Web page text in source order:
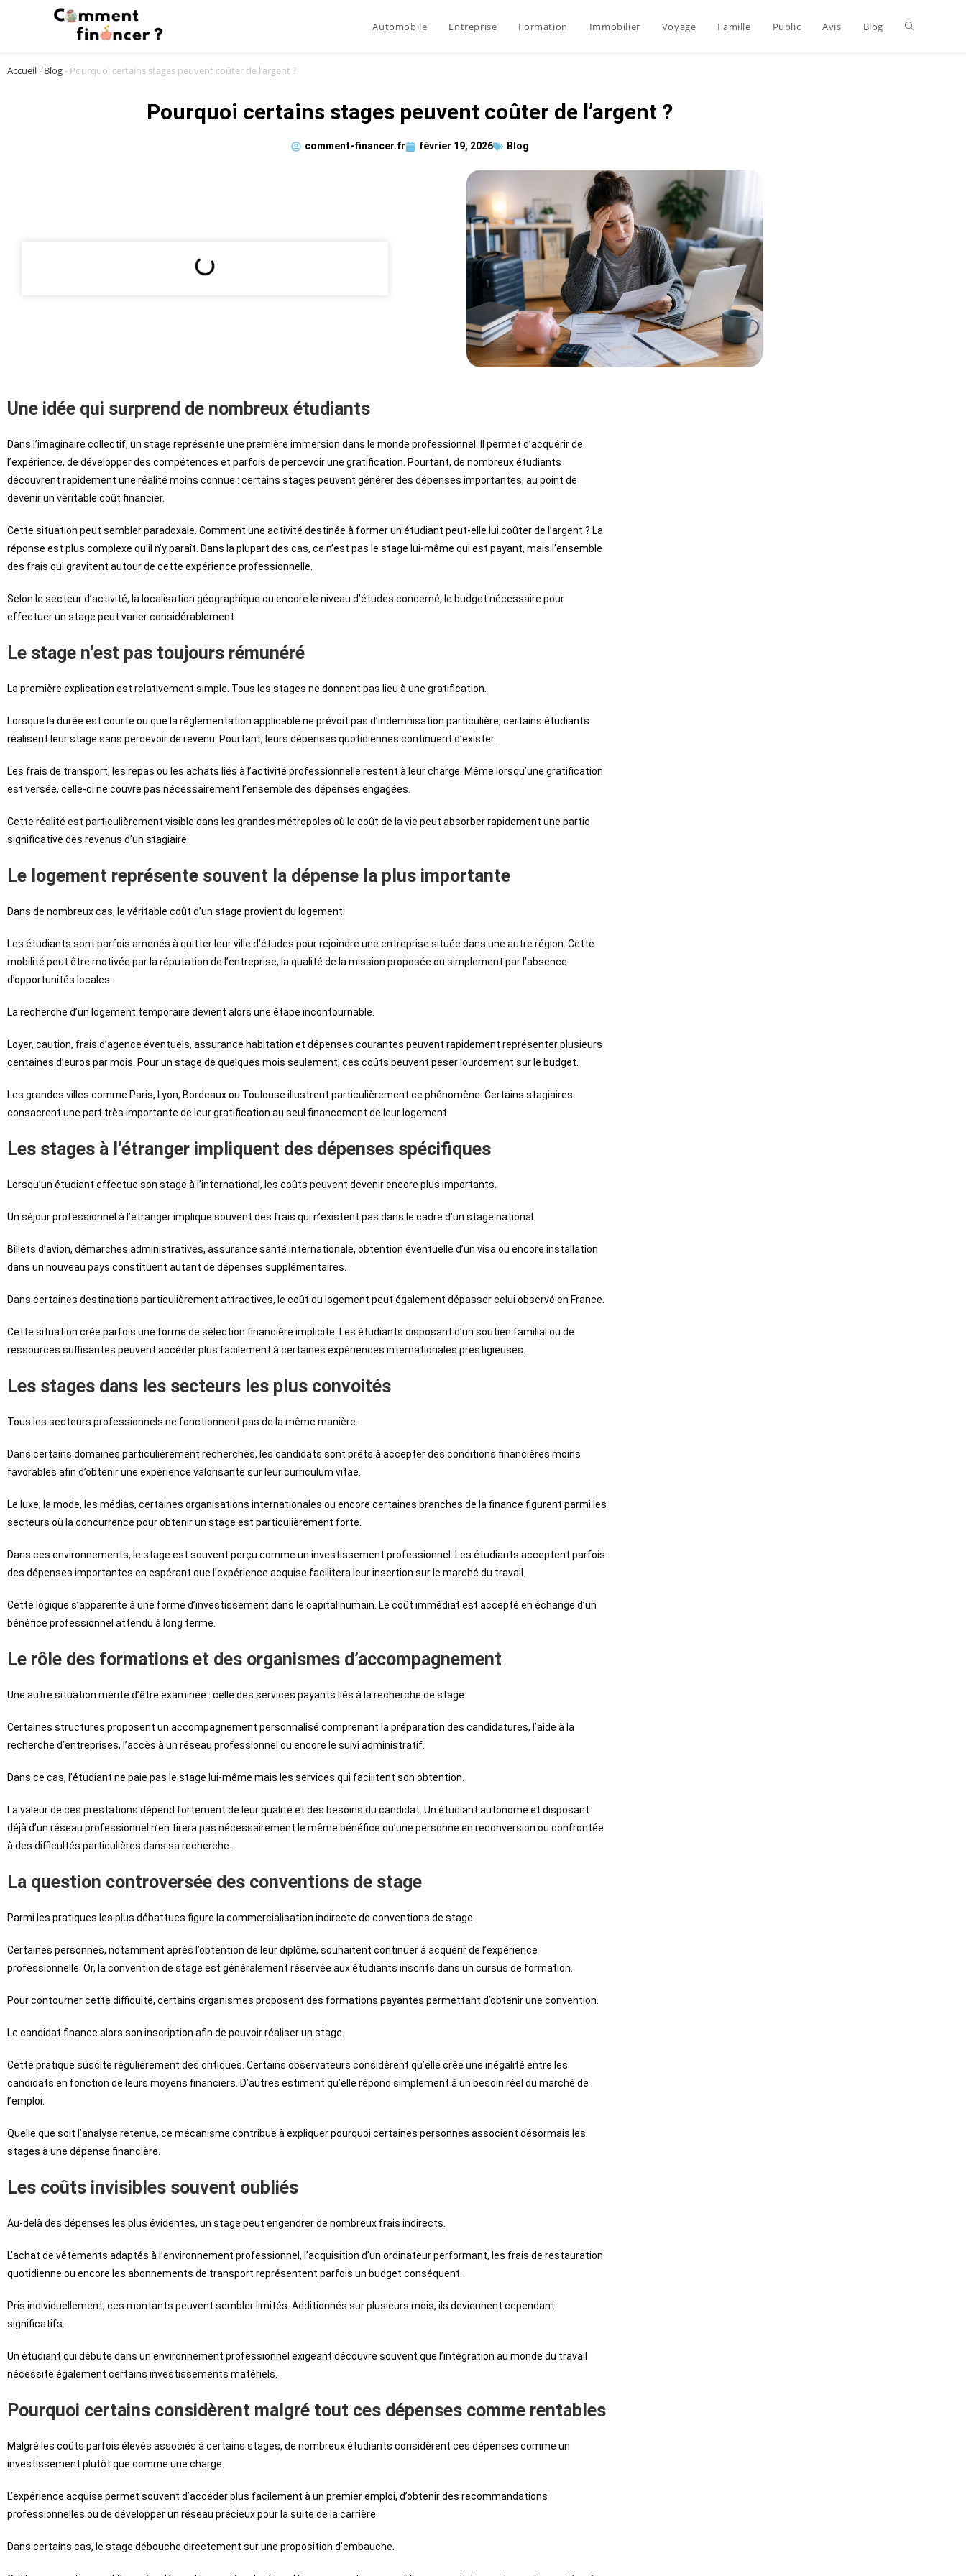
Automobile Entreprise Formation Immobilier Voyage Famille Public Avis Blog
Accueil- Blog- Pourquoi certains stages peuvent coûter de l’argent ?
Pourquoi certains stages peuvent coûter de l’argent ?
comment-financer.fr février 19, 2026 Blog
Une idée qui surprend de nombreux étudiants
Dans l’imaginaire collectif, un stage représente une première immersion dans le monde professionnel. Il permet d’acquérir de
l’expérience, de développer des compétences et parfois de percevoir une gratification. Pourtant, de nombreux étudiants
découvrent rapidement une réalité moins connue : certains stages peuvent générer des dépenses importantes, au point de
devenir un véritable coût financier.
Cette situation peut sembler paradoxale. Comment une activité destinée à former un étudiant peut-elle lui coûter de l’argent ? La
réponse est plus complexe qu’il n’y paraît. Dans la plupart des cas, ce n’est pas le stage lui-même qui est payant, mais l’ensemble
des frais qui gravitent autour de cette expérience professionnelle.
Selon le secteur d’activité, la localisation géographique ou encore le niveau d’études concerné, le budget nécessaire pour
effectuer un stage peut varier considérablement.
Le stage n’est pas toujours rémunéré
La première explication est relativement simple. Tous les stages ne donnent pas lieu à une gratification.
Lorsque la durée est courte ou que la réglementation applicable ne prévoit pas d’indemnisation particulière, certains étudiants
réalisent leur stage sans percevoir de revenu. Pourtant, leurs dépenses quotidiennes continuent d’exister.
Les frais de transport, les repas ou les achats liés à l’activité professionnelle restent à leur charge. Même lorsqu’une gratification
est versée, celle-ci ne couvre pas nécessairement l’ensemble des dépenses engagées.
Cette réalité est particulièrement visible dans les grandes métropoles où le coût de la vie peut absorber rapidement une partie
significative des revenus d’un stagiaire.
Le logement représente souvent la dépense la plus importante
Dans de nombreux cas, le véritable coût d’un stage provient du logement.
Les étudiants sont parfois amenés à quitter leur ville d’études pour rejoindre une entreprise située dans une autre région. Cette
mobilité peut être motivée par la réputation de l’entreprise, la qualité de la mission proposée ou simplement par l’absence
d’opportunités locales.
La recherche d’un logement temporaire devient alors une étape incontournable.
Loyer, caution, frais d’agence éventuels, assurance habitation et dépenses courantes peuvent rapidement représenter plusieurs
centaines d’euros par mois. Pour un stage de quelques mois seulement, ces coûts peuvent peser lourdement sur le budget.
Les grandes villes comme Paris, Lyon, Bordeaux ou Toulouse illustrent particulièrement ce phénomène. Certains stagiaires
consacrent une part très importante de leur gratification au seul financement de leur logement.
Les stages à l’étranger impliquent des dépenses spécifiques
Lorsqu’un étudiant effectue son stage à l’international, les coûts peuvent devenir encore plus importants.
Un séjour professionnel à l’étranger implique souvent des frais qui n’existent pas dans le cadre d’un stage national.
Billets d’avion, démarches administratives, assurance santé internationale, obtention éventuelle d’un visa ou encore installation
dans un nouveau pays constituent autant de dépenses supplémentaires.
Dans certaines destinations particulièrement attractives, le coût du logement peut également dépasser celui observé en France.
Cette situation crée parfois une forme de sélection financière implicite. Les étudiants disposant d’un soutien familial ou de
ressources suffisantes peuvent accéder plus facilement à certaines expériences internationales prestigieuses.
Les stages dans les secteurs les plus convoités
Tous les secteurs professionnels ne fonctionnent pas de la même manière.
Dans certains domaines particulièrement recherchés, les candidats sont prêts à accepter des conditions financières moins
favorables afin d’obtenir une expérience valorisante sur leur curriculum vitae.
Le luxe, la mode, les médias, certaines organisations internationales ou encore certaines branches de la finance figurent parmi les
secteurs où la concurrence pour obtenir un stage est particulièrement forte.
Dans ces environnements, le stage est souvent perçu comme un investissement professionnel. Les étudiants acceptent parfois
des dépenses importantes en espérant que l’expérience acquise facilitera leur insertion sur le marché du travail.
Cette logique s’apparente à une forme d’investissement dans le capital humain. Le coût immédiat est accepté en échange d’un
bénéfice professionnel attendu à long terme.
Le rôle des formations et des organismes d’accompagnement
Une autre situation mérite d’être examinée : celle des services payants liés à la recherche de stage.
Certaines structures proposent un accompagnement personnalisé comprenant la préparation des candidatures, l’aide à la
recherche d’entreprises, l’accès à un réseau professionnel ou encore le suivi administratif.
Dans ce cas, l’étudiant ne paie pas le stage lui-même mais les services qui facilitent son obtention.
La valeur de ces prestations dépend fortement de leur qualité et des besoins du candidat. Un étudiant autonome et disposant
déjà d’un réseau professionnel n’en tirera pas nécessairement le même bénéfice qu’une personne en reconversion ou confrontée
à des difficultés particulières dans sa recherche.
La question controversée des conventions de stage
Parmi les pratiques les plus débattues figure la commercialisation indirecte de conventions de stage.
Certaines personnes, notamment après l’obtention de leur diplôme, souhaitent continuer à acquérir de l’expérience
professionnelle. Or, la convention de stage est généralement réservée aux étudiants inscrits dans un cursus de formation.
Pour contourner cette difficulté, certains organismes proposent des formations payantes permettant d’obtenir une convention.
Le candidat finance alors son inscription afin de pouvoir réaliser un stage.
Cette pratique suscite régulièrement des critiques. Certains observateurs considèrent qu’elle crée une inégalité entre les
candidats en fonction de leurs moyens financiers. D’autres estiment qu’elle répond simplement à un besoin réel du marché de
l’emploi.
Quelle que soit l’analyse retenue, ce mécanisme contribue à expliquer pourquoi certaines personnes associent désormais les
stages à une dépense financière.
Les coûts invisibles souvent oubliés
Au-delà des dépenses les plus évidentes, un stage peut engendrer de nombreux frais indirects.
L’achat de vêtements adaptés à l’environnement professionnel, l’acquisition d’un ordinateur performant, les frais de restauration
quotidienne ou encore les abonnements de transport représentent parfois un budget conséquent.
Pris individuellement, ces montants peuvent sembler limités. Additionnés sur plusieurs mois, ils deviennent cependant
significatifs.
Un étudiant qui débute dans un environnement professionnel exigeant découvre souvent que l’intégration au monde du travail
nécessite également certains investissements matériels.
Pourquoi certains considèrent malgré tout ces dépenses comme rentables
Malgré les coûts parfois élevés associés à certains stages, de nombreux étudiants considèrent ces dépenses comme un
investissement plutôt que comme une charge.
L’expérience acquise permet souvent d’accéder plus facilement à un premier emploi, d’obtenir des recommandations
professionnelles ou de développer un réseau précieux pour la suite de la carrière.
Dans certains cas, le stage débouche directement sur une proposition d’embauche.